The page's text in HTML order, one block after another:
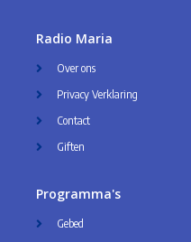
Radio Maria
Over ons
Privacy Verklaring
Contact
Giften
Programma's
Gebed